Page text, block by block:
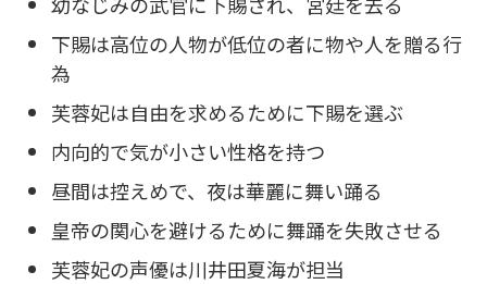
下賜は高位の人物が低位の者に物や人を贈る行
為
芙蓉妃は自由を求めるために下賜を選ぶ
内向的で気が小さい性格を持つ
昼間は控えめで、夜は華麗に舞い踊る
皇帝の関心を避けるために舞踊を失敗させる
芙蓉妃の声優は川井田夏海が担当